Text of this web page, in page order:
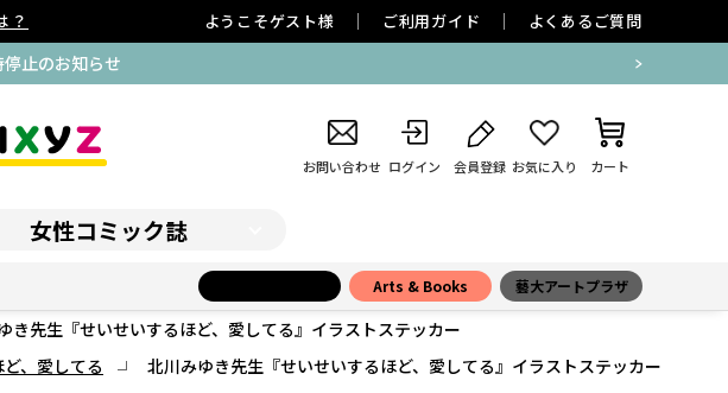
？ ようこそゲスト様 ご利用ガイド よくあるご質問
止のお知らせ
お問い合わせ ログイン 会員登録 お気に入り カート
女性コミック誌
Arts & Books 藝大アートプラザ
き先生『せいせいするほど、愛してる』イラストステッカー
、愛してる
北川みゆき先生『せいせいするほど、愛してる』イラストステッカー